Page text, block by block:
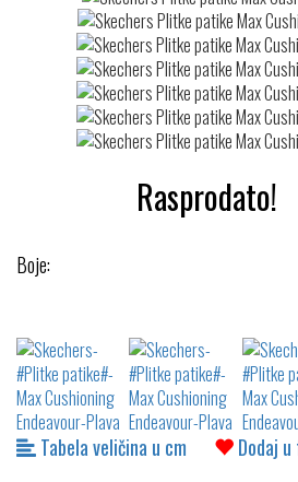
Rasprodato!
Boje:
Tabela veličina u cm Dodaj